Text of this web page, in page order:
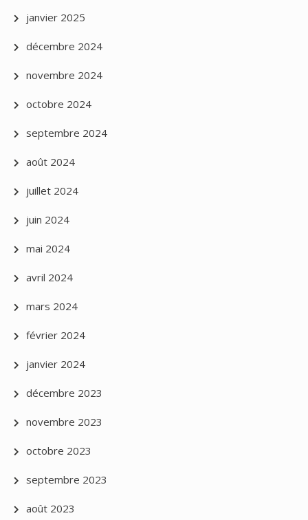
janvier 2025
décembre 2024
novembre 2024
octobre 2024
septembre 2024
août 2024
juillet 2024
juin 2024
mai 2024
avril 2024
mars 2024
février 2024
janvier 2024
décembre 2023
novembre 2023
octobre 2023
septembre 2023
août 2023